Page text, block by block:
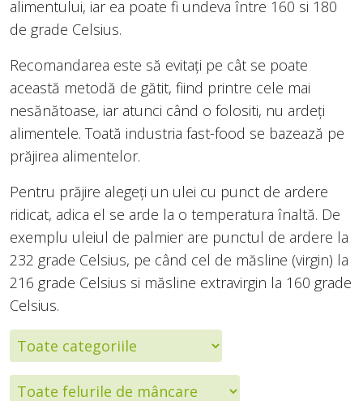
alimentului, iar ea poate fi undeva între 160 si 180
de grade Celsius.
Recomandarea este să evitați pe cât se poate
această metodă de gătit, fiind printre cele mai
nesănătoase, iar atunci când o folositi, nu ardeți
alimentele. Toată industria fast-food se bazează pe
prăjirea alimentelor.
Pentru prăjire alegeți un ulei cu punct de ardere
ridicat, adica el se arde la o temperatura înaltă. De
exemplu uleiul de palmier are punctul de ardere la
232 grade Celsius, pe când cel de măsline (virgin) la
216 grade Celsius si măsline extravirgin la 160 grade
Celsius.